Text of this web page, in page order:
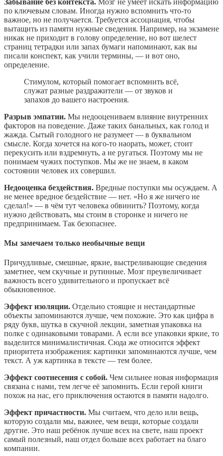
Забывание без контекста. Мозг не умеет искать информацию
по ключевым словам. Иногда нужно вспомнить что-то
важное, но не получается. Требуется ассоциация, чтобы
вытащить из памяти нужные сведения. Например, на экзамене
никак не приходит в голову определение, но вот шелест
страниц тетрадки или запах бумаги напоминают, как вы
писали конспект, как учили термины, — и вот оно,
определение.
Стимулом, который помогает вспомнить всё,
служат разные раздражители — от звуков и
запахов до вашего настроения.
Разрыв эмпатии. Мы недооцениваем влияние внутренних
факторов на поведение. Даже таких банальных, как голод и
жажда. Сытый голодного не разумеет — в буквальном
смысле. Когда хочется на кого-то наорать, может, стоит
перекусить или вздремнуть, а не ругаться. Поэтому мы не
понимаем чужих поступков. Мы же не знаем, в каком
состоянии человек их совершил.
Недооценка бездействия. Вредные поступки мы осуждаем. А
не менее вредное бездействие — нет. «Но я же ничего не
сделал!» — в чём тут человека обвинить? Поэтому, когда
нужно действовать, мы стоим в сторонке и ничего не
предпринимаем. Так безопаснее.
Мы замечаем только необычные вещи
Причудливые, смешные, яркие, выстреливающие сведения
заметнее, чем скучные и рутинные. Мозг преувеличивает
важность всего удивительного и пропускает всё
обыкновенное.
Эффект изоляции. Отдельно стоящие и нестандартные
объекты запоминаются лучше, чем похожие. Это как цифра в
ряду букв, шутка в скучной лекции, заметная упаковка на
полке с одинаковыми товарами. А если все упаковки яркие, то
выделится минималистичная. Сюда же относится эффект
приоритета изображения: картинки запоминаются лучше, чем
текст. А уж картинка в тексте — тем более.
Эффект соотнесения с собой. Чем сильнее новая информация
связана с нами, тем легче её запомнить. Если герой книги
похож на нас, его приключения остаются в памяти надолго.
Эффект причастности. Мы считаем, что дело или вещь,
которую создали мы, важнее, чем вещи, которые создали
другие. Это наш ребёнок лучше всех на свете, наш проект
самый полезный, наш отдел больше всех работает на благо
компании.